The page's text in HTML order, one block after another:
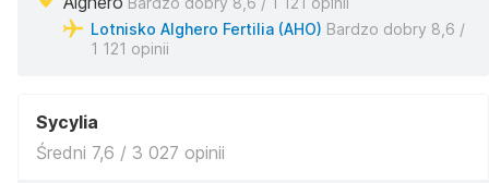
Lotnisko Alghero Fertilia (AHO) Bardzo dobry 8,6 /
1 121 opinii
Sycylia
Średni 7,6 / 3 027 opinii